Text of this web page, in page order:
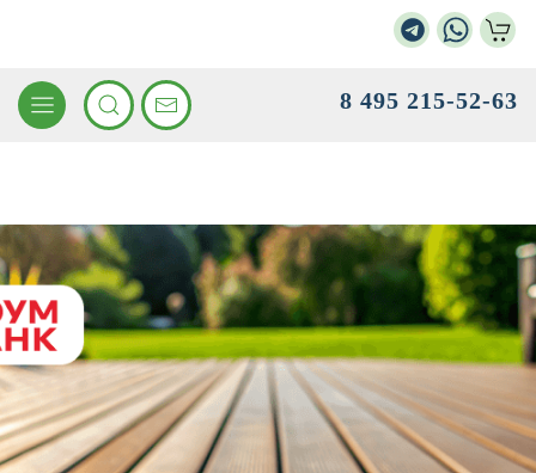
8 495 215-52-63